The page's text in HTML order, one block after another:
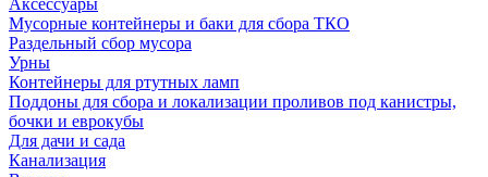
Аксессуары
Мусорные контейнеры и баки для сбора ТКО
Раздельный сбор мусора
Урны
Контейнеры для ртутных ламп
Поддоны для сбора и локализации проливов под канистры,
бочки и еврокубы
Для дачи и сада
Канализация